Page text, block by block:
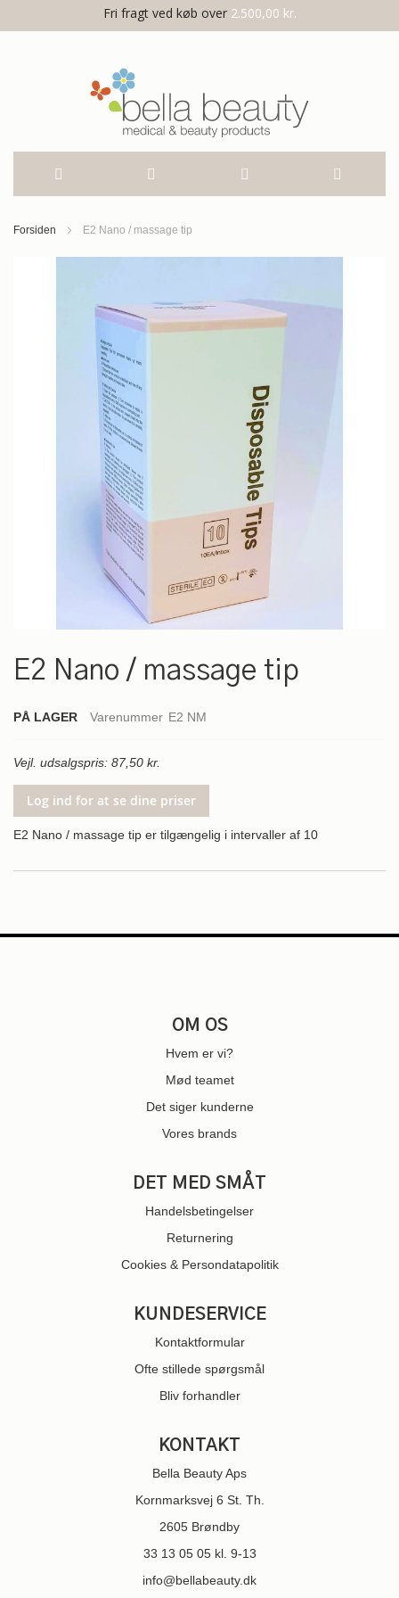
Fri fragt ved køb over 2.500,00 kr.
Forsiden E2 Nano / massage tip
til
starten
billedgalleriet
E2 Nano / massage tip
PÅ LAGER Varenummer E2 NM
Vejl. udsalgspris: 87,50 kr.
Log ind for at se dine priser
E2 Nano / massage tip er tilgængelig i intervaller af 10
OM OS
Hvem er vi?
Mød teamet
Det siger kunderne
Vores brands
DET MED SMÅT
Handelsbetingelser
Returnering
Cookies & Persondatapolitik
KUNDESERVICE
Kontaktformular
Ofte stillede spørgsmål
Bliv forhandler
KONTAKT
Bella Beauty Aps
Kornmarksvej 6 St. Th.
2605 Brøndby
33 13 05 05kl. 9-13
info@bellabeauty.dk